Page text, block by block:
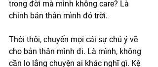
trong đời mà mình không care? Là
chính bản thân mình đó trời.
Thôi thôi, chuyển mọi cái sự chú ý về
cho bản thân mình đi. Là mình, không
cần lo lắng chuyện ai khác nghĩ gì. Kệ